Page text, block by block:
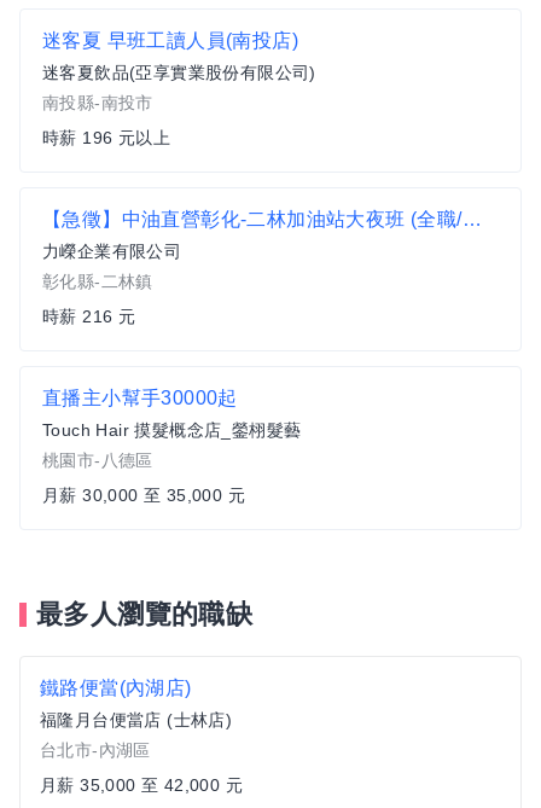
迷客夏 早班工讀人員(南投店)
迷客夏飲品(亞享實業股份有限公司)
南投縣-南投市
時薪 196 元以上
【急徵】中油直營彰化-二林加油站大夜班 (全職/兼職)
力嶸企業有限公司
彰化縣-二林鎮
時薪 216 元
直播主小幫手30000起
Touch Hair 摸髮概念店_鎣栩髮藝
桃園市-八德區
月薪 30,000 至 35,000 元
最多人瀏覽的職缺
鐵路便當(內湖店)
福隆月台便當店 (士林店)
台北市-內湖區
月薪 35,000 至 42,000 元